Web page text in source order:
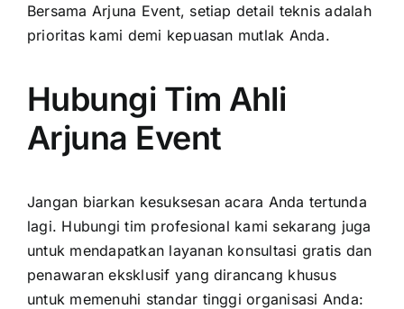
Bersama Arjuna Event, setiap detail teknis adalah
prioritas kami demi kepuasan mutlak Anda.
Hubungi Tim Ahli
Arjuna Event
Jangan biarkan kesuksesan acara Anda tertunda
lagi. Hubungi tim profesional kami sekarang juga
untuk mendapatkan layanan konsultasi gratis dan
penawaran eksklusif yang dirancang khusus
untuk memenuhi standar tinggi organisasi Anda: